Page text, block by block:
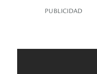
PUBLICIDAD